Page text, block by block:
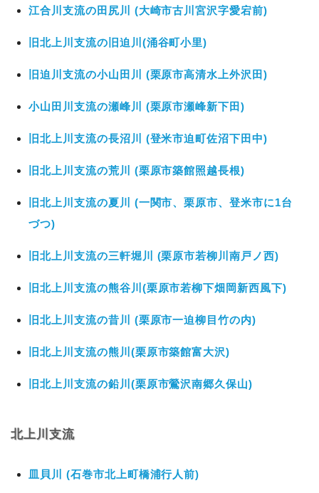
江合川支流の田尻川 (大崎市古川宮沢字愛宕前)
旧北上川支流の旧迫川(涌谷町小里)
旧迫川支流の小山田川 (栗原市高清水上外沢田)
小山田川支流の瀬峰川 (栗原市瀬峰新下田)
旧北上川支流の長沼川 (登米市迫町佐沼下田中)
旧北上川支流の荒川 (栗原市築館照越長根)
旧北上川支流の夏川 (一関市、栗原市、登米市に1台
づつ)
旧北上川支流の三軒堀川 (栗原市若柳川南戸ノ西)
旧北上川支流の熊谷川(栗原市若柳下畑岡新西風下)
旧北上川支流の昔川 (栗原市一迫柳目竹の内)
旧北上川支流の熊川(栗原市築館富大沢)
旧北上川支流の鉛川(栗原市鶯沢南郷久保山)
北上川支流
皿貝川 (石巻市北上町橋浦行人前)